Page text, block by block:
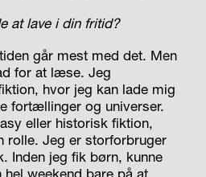
at lave i din fritid?
går mest med det. Men
for at læse. Jeg
hvor jeg kan lade mig
fortællinger og universer.
eller historisk fiktion,
rolle. Jeg er storforbruger
Inden jeg fik børn, kunne
weekend bare på at